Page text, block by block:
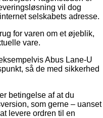
vil dog
selskabets adresse.
for varen om et øjeblik,
vare.
Abus Lane-U
så de med sikkerhed
betingelse af at du
som gerne – uanset
levere ordren til en